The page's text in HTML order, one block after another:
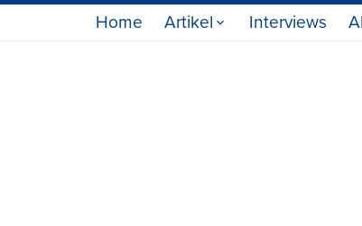
Home Artikel Interviews